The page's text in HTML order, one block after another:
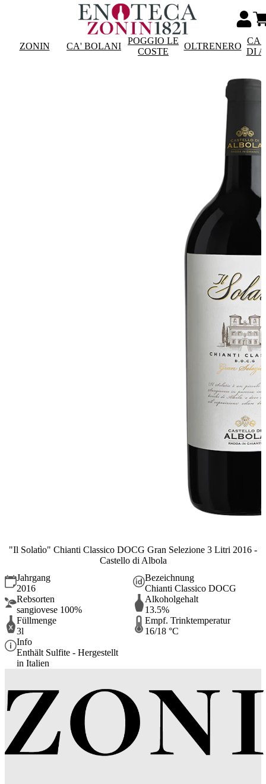
ZONIN CA' BOLANI
POGGIO LE
COSTE
OLTRENERO
DI
"Il Solatìo" Chianti Classico DOCG Gran Selezione 3 Litri 2016 -
Castello di Albola
Jahrgang
2016
Bezeichnung
Chianti Classico DOCG
Rebsorten
sangiovese 100%
Alkoholgehalt
13.5%
Füllmenge
3l
Empf. Trinktemperatur
16/18 °C
Info
Enthält Sulfite - Hergestellt
in Italien